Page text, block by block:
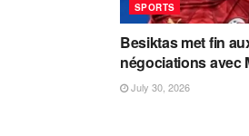
SPORTS
Besiktas met fin
négociations avec
July 30, 2026